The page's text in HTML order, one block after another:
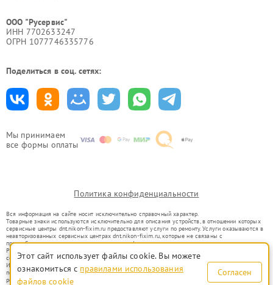
Мы принимаем
все формы оплаты
ООО "Русервис"
ИНН 7702633247
ОГРН 1077746335776
Поделиться в соц. сетях:
Политика конфиденциальности
Вся информация на сайте носит исключительно справочный характер.
Товарные знаки используются исключительно для описания устройств, в отношении которых
сервисные центры dnt.nikon-fixim.ru предоставляют услуги по ремонту. Услуги оказываются в
неавторизованных сервисных центрах dnt.nikon-fixim.ru, которые не связаны с
правообладателями товарных знаков или их официальными представителями.
Ремонт осуществляется для устройств, уже введенных в гражданский оборот в соответствии
со статьей 1487 ГК РФ.
Использование товарных знаков не преследует цели индивидуализации услуг или введения
потребителей в заблуждение, а служит для информирования о предоставляемых услугах по
ремонту техники указанных брендов.
Этот сайт использует файлы cookie. Вы можете
ознакомиться с правилами использования
файлов cookie
Согласен